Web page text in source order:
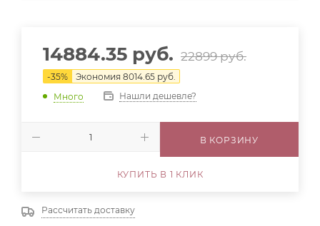
14884.35 руб. 22899руб.
-35% Экономия 8014.65 руб.
Много
Нашли дешевле?
В КОРЗИНУ
КУПИТЬ В 1 КЛИК
Рассчитать доставку